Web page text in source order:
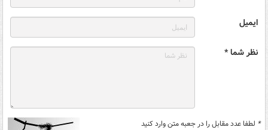
ایمیل
نظر شما *
* لطفا عدد مقابل را در جعبه متن وارد کنید